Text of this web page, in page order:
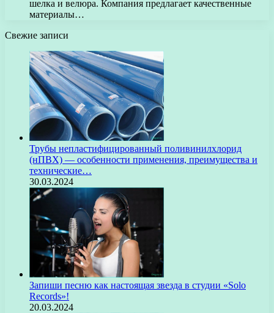
шелка и велюра. Компания предлагает качественные
материалы…
Свежие записи
Трубы непластифицированный поливинилхлорид
(нПВХ) — особенности применения, преимущества и
технические…
30.03.2024
Запиши песню как настоящая звезда в студии «Solo
Records»!
20.03.2024